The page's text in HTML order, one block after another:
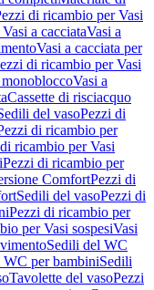
di ricambio per Vasi
a cacciataVasi a
Vasi a cacciata per
di ricambio per Vasi
monobloccoVasi a
Cassette di risciacquo
del vasoPezzi di
di ricambio per
ricambio per Vasi
Pezzi di ricambio per
ComfortPezzi di
Sedili del vasoPezzi di
Pezzi di ricambio per
per Vasi sospesiVasi
Sedili del WC
per bambiniSedili
Tavolette del vasoPezzi